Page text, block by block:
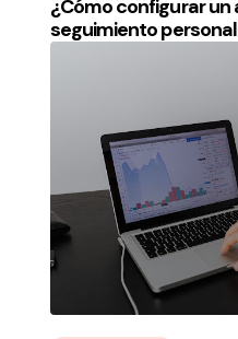
¿Cómo configurar
seguimiento